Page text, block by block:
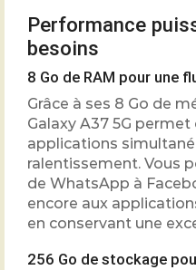
Performance
besoins
8 Go de RAM pour une
Grâce à ses 8 Go de
Galaxy A37 5G permet
applications
ralentissement. Vous
de WhatsApp à
encore aux
en conservant une
256 Go de stockage